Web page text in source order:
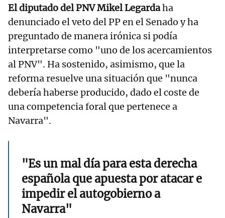
El diputado del PNV Mikel Legardaha
denunciado el veto del PP en el Senado y ha
preguntado de manera irónica si podía
interpretarse como "uno de los acercamientos
al PNV". Ha sostenido, asimismo, que la
reforma resuelve una situación que "nunca
debería haberse producido, dado el coste de
una competencia foral que pertenece a
Navarra".
"Es un mal día para esta derecha
española que apuesta por atacar e
impedir el autogobierno a
Navarra"